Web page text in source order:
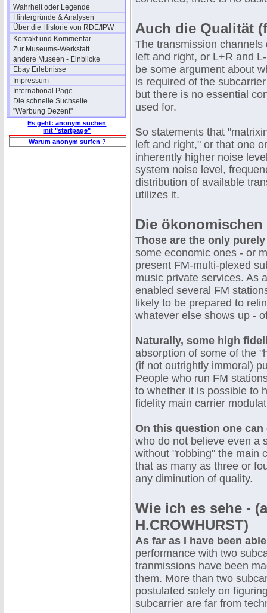
Wahrheit oder Legende
Hintergründe & Analysen
Über die Historie von RDE/IPW
Kontakt und Kommentar
Zur Museums-Werkstatt
andere Museen - Einblicke
Ebay Erlebnisse
Impressum
International Page
Die schnelle Suchseite
"Werbung Dezent"
Es geht: anonym suchen
mit "startpage"
Warum anonym surfen ?
Auch die Qualität
The transmission
left and right, or L+R and
be some argument about
is required of the
but there is no essential
used for.
So statements that
left and right," or that one
inherently higher noise
system noise level,
distribution of available
utilizes it.
Die
Those are the only
some economic ones - or
present FM-multi-plexed
music private services. As
enabled several FM
likely to be prepared to
whatever else shows up -
Naturally, some high
absorption of some of the
(if not outrightly immoral)
People who run FM
to whether it is possible to
fidelity main carrier
On this question one
who do not believe even a
without "robbing" the main
that as many as three or
any diminution of quality.
Wie ich es sehe -
H.CROWHURST)
As far as I have been
performance with two
tranmissions have been
them. More than two
postulated solely on
subcarrier are far from